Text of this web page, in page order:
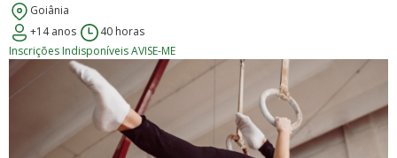
Goiânia
+14 anos
40 horas
Inscrições IndisponíveisAVISE-ME